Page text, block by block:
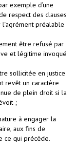
exemple d’une
respect des clauses
préalable
être refusé par
et légitime invoqué
sollicitée en justice
revêt un caractère
de plein droit si la
;
à engager la
aux fins de
ce qui précède.